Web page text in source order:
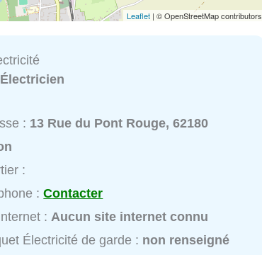
Leaflet | © OpenStreetMap contributors
Électricien
: 13 Rue du Pont Rouge, 62180
:
:Contacter
: Aucun site internet connu
Électricité de garde : non renseigné